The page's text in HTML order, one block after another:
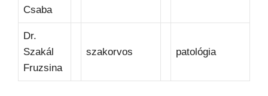
Csaba
Dr.
Szakál
Fruzsina
szakorvos patológia